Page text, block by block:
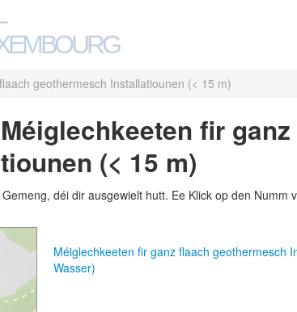
geothermesch Installatiounen (< 15 m)
fir
(< 15 m)
déi dir ausgewielt hutt. Ee Klick op den Numm
Méiglechkeeten fir ganz flaach geothermesch
Wasser)